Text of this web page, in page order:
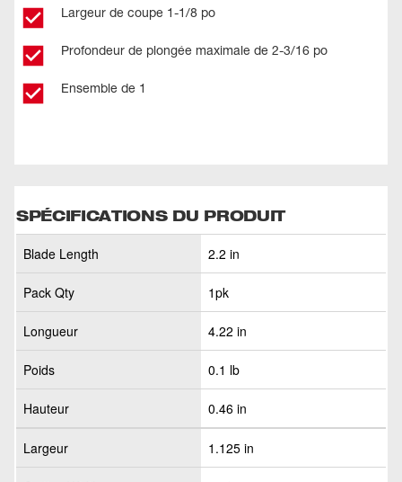
Largeur de coupe 1-1/8 po
Profondeur de plongée maximale de 2-3/16 po
Ensemble de 1
SPÉCIFICATIONS DU PRODUIT
Blade Length 2.2 in
Pack Qty 1pk
Longueur 4.22 in
Poids 0.1 lb
Hauteur 0.46 in
Largeur 1.125 in